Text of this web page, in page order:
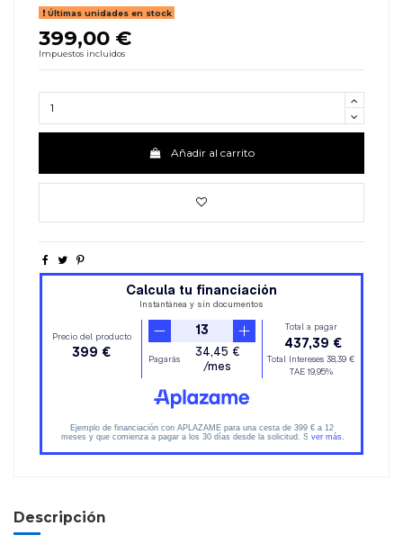
Últimas unidades en stock
399,00 €
Impuestos incluidos
Añadir al carrito
Descripción